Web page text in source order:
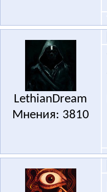
LethianDream
Мнения: 3810